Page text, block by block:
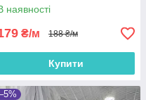
наявності
₴/м 188 ₴/м
Купити